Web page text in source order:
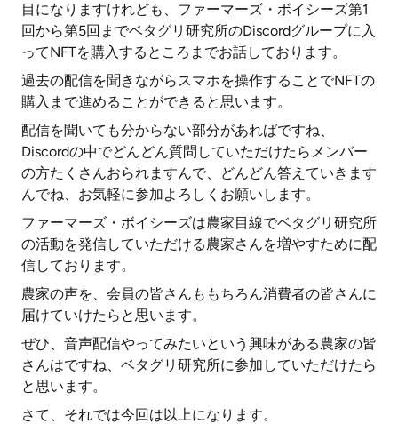
目になりますけれども、ファーマーズ・ボイシーズ第1
回から第5回までベタグリ研究所のDiscordグループに入
ってNFTを購入するところまでお話しております。
過去の配信を聞きながらスマホを操作することでNFTの
購入まで進めることができると思います。
配信を聞いても分からない部分があればですね、
Discordの中でどんどん質問していただけたらメンバー
の方たくさんおられますんで、どんどん答えていきます
んでね、お気軽に参加よろしくお願いします。
ファーマーズ・ボイシーズは農家目線でベタグリ研究所
の活動を発信していただける農家さんを増やすために配
信しております。
農家の声を、会員の皆さんももちろん消費者の皆さんに
届けていけたらと思います。
ぜひ、音声配信やってみたいという興味がある農家の皆
さんはですね、ベタグリ研究所に参加していただけたら
と思います。
さて、それでは今回は以上になります。